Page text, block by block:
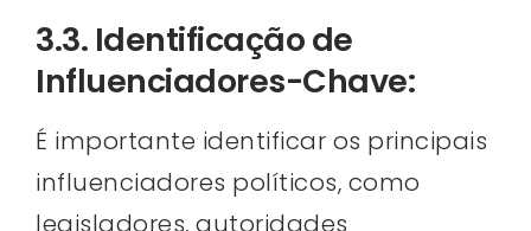
3.3. Identificação de
Influenciadores-Chave:
É importante identificar os principais
influenciadores políticos, como